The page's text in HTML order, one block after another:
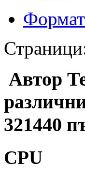
Формат
Автор
321440
CPU